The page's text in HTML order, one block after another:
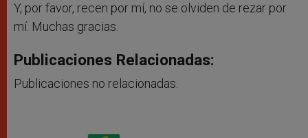
Y, por favor, recen por mí, no se olviden de rezar por
mí. Muchas gracias.
Publicaciones Relacionadas:
Publicaciones no relacionadas.